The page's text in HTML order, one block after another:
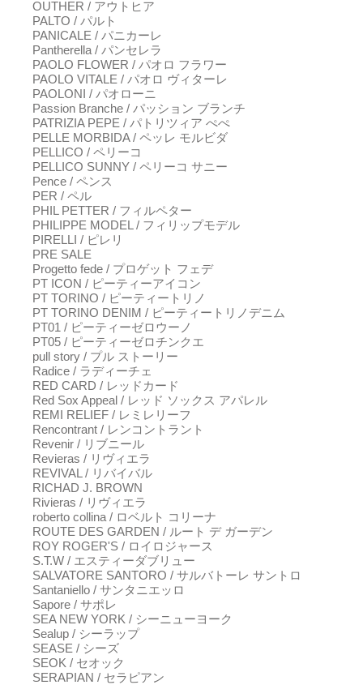
OUTHER / アウトヒア
PALTO / パルト
PANICALE / パニカーレ
Pantherella / パンセレラ
PAOLO FLOWER / パオロ フラワー
PAOLO VITALE / パオロ ヴィターレ
PAOLONI / パオローニ
Passion Branche / パッション ブランチ
PATRIZIA PEPE / パトリツィア ぺぺ
PELLE MORBIDA / ペッレ モルビダ
PELLICO / ペリーコ
PELLICO SUNNY / ペリーコ サニー
Pence / ペンス
PER / ペル
PHIL PETTER / フィルペター
PHILIPPE MODEL / フィリップモデル
PIRELLI / ピレリ
PRE SALE
Progetto fede / プロゲット フェデ
PT ICON / ピーティーアイコン
PT TORINO / ピーティートリノ
PT TORINO DENIM / ピーティートリノデニム
PT01 / ピーティーゼロウーノ
PT05 / ピーティーゼロチンクエ
pull story / プル ストーリー
Radice / ラディーチェ
RED CARD / レッドカード
Red Sox Appeal / レッド ソックス アパレル
REMI RELIEF / レミレリーフ
Rencontrant / レンコントラント
Revenir / リブニール
Revieras / リヴィエラ
REVIVAL / リバイバル
RICHAD J. BROWN
Rivieras / リヴィエラ
roberto collina / ロベルト コリーナ
ROUTE DES GARDEN / ルート デ ガーデン
ROY ROGER'S / ロイロジャース
S.T.W / エスティーダブリュー
SALVATORE SANTORO / サルバトーレ サントロ
Santaniello / サンタニエッロ
Sapore / サポレ
SEA NEW YORK / シーニューヨーク
Sealup / シーラップ
SEASE / シーズ
SEOK / セオック
SERAPIAN / セラピアン